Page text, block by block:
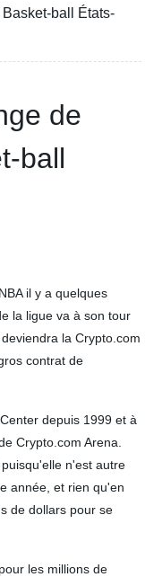
ball États-
de
ball
il y a quelques
la ligue va à son tour
la Crypto.com
contrat de
depuis 1999 et à
Crypto.com Arena.
n'est autre
année, et rien qu'en
de dollars pour se
les millions de